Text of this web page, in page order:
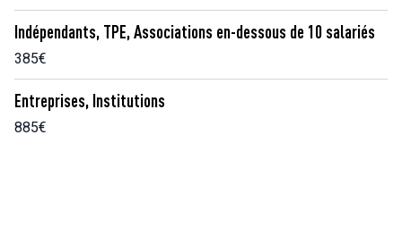
Indépendants, TPE, Associations en-dessous de 10 salariés
385€
Entreprises, Institutions
885€